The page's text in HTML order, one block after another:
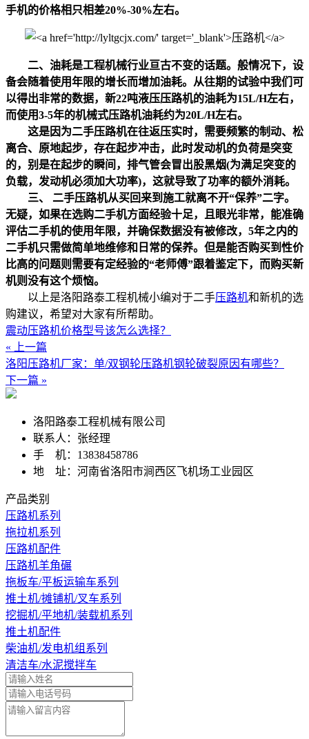
手机的价格相只相差20%-30%左右。
二、油耗是工程机械行业亘古不变的话题。般情况下，设
备会随着使用年限的增长而增加油耗。从往期的试验中我们可
以得出非常的数据，新22吨液压压路机的油耗为15L/H左右，
而使用3-5年的机械式压路机油耗约为20L/H左右。
这是因为二手压路机在往返压实时，需要频繁的制动、松
离合、原地起步，存在起步冲击，此时发动机的负荷是突变
的，别是在起步的瞬间，排气管会冒出股黑烟(为满足突变的
负载，发动机必须加大功率)，这就导致了功率的额外消耗。
三、 二手压路机从买回来到施工就离不开“保养”二字。
无疑，如果在选购二手机方面经验十足，且眼光非常，能准确
评估二手机的使用年限，并确保数据没有被修改，5年之内的
二手机只需做简单地维修和日常的保养。但是能否购买到性价
比高的问题则需要有定经验的“老师傅”跟着鉴定下，而购买新
机则没有这个烦恼。
以上是洛阳路泰工程机械小编对于二手压路机和新机的选
购建议，希望对大家有所帮助。
震动压路机价格型号该怎么选择？
« 上一篇
洛阳压路机厂家：单/双钢轮压路机钢轮破裂原因有哪些？
下一篇 »
洛阳路泰工程机械有限公司
联系人：张经理
手 机：13838458786
地 址：河南省洛阳市涧西区飞机场工业园区
产品类别
压路机系列
拖拉机系列
压路机配件
压路机羊角碾
拖板车/平板运输车系列
推土机/摊铺机/叉车系列
挖掘机/平地机/装载机系列
推土机配件
柴油机/发电机组系列
清洁车/水泥搅拌车